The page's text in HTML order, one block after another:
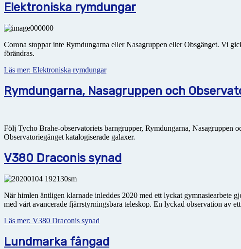
Elektroniska rymdungar
Corona stoppar inte Rymdungarna eller Nasagruppen eller Obsgänget. Vi
förändras.
Läs mer: Elektroniska rymdungar
Rymdungarna, Nasagruppen och
Följ Tycho Brahe-observatoriets barngrupper, Rymdungarna, Nasagruppen
Observatoriegänget katalogiserade galaxer.
V380 Draconis synad
När himlen äntligen klarnade inleddes 2020 med ett lyckat gymnasiearbete
med vårt avancerade fjärrstyrningsbara teleskop. En lyckad observation av
Läs mer: V380 Draconis synad
Lundmarka fångad